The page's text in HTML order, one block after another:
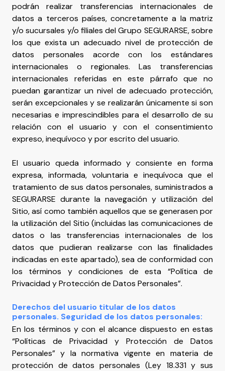
podrán realizar transferencias internacionales de
datos a terceros países, concretamente a la matriz
y/o sucursales y/o filiales del Grupo SEGURARSE, sobre
los que exista un adecuado nivel de protección de
datos personales acorde con los estándares
internacionales o regionales. Las transferencias
internacionales referidas en este párrafo que no
puedan garantizar un nivel de adecuado protección,
serán excepcionales y se realizarán únicamente si son
necesarias e imprescindibles para el desarrollo de su
relación con el usuario y con el consentimiento
expreso, inequívoco y por escrito del usuario.
El usuario queda informado y consiente en forma
expresa, informada, voluntaria e inequívoca que el
tratamiento de sus datos personales, suministrados a
SEGURARSE durante la navegación y utilización del
Sitio, así como también aquellos que se generasen por
la utilización del Sitio (incluidas las comunicaciones de
datos o las transferencias internacionales de los
datos que pudieran realizarse con las finalidades
indicadas en este apartado), sea de conformidad con
los términos y condiciones de esta “Política de
Privacidad y Protección de Datos Personales”.
Derechos del usuario titular de los datos
personales. Seguridad de los datos personales:
En los términos y con el alcance dispuesto en estas
“Políticas de Privacidad y Protección de Datos
Personales” y la normativa vigente en materia de
protección de datos personales (Ley 18.331 y sus